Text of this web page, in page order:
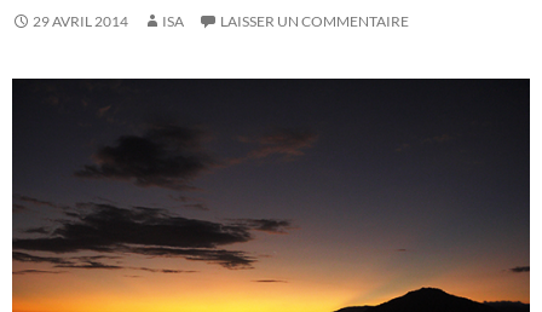
29 AVRIL 2014 ISA LAISSER UN COMMENTAIRE